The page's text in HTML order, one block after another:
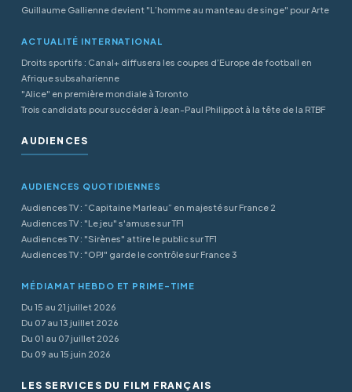
Guillaume Gallienne devient "L’homme au manteau de singe" pour Arte
ACTUALITÉ INTERNATIONAL
Droits sportifs : Canal+ diffusera les coupes d’Europe de football en
Afrique subsaharienne
"Alice" en première mondiale à Toronto
Trois candidats pour succéder à Jean-Paul Philippot à la tête de la RTBF
AUDIENCES
AUDIENCES QUOTIDIENNES
Audiences TV : “Capitaine Marleau” en majesté sur France 2
Audiences TV : "Le jeu" s'amuse sur TF1
Audiences TV : "Sirènes" attire le public sur TF1
Audiences TV : "OPJ" garde le contrôle sur France 3
MÉDIAMAT HEBDO ET PRIME-TIME
Du 15 au 21 juillet 2026
Du 07 au 13 juillet 2026
Du 01 au 07 juillet 2026
Du 09 au 15 juin 2026
LES SERVICES DU FILM FRANÇAIS